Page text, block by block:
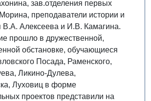
зав.отделения первых
преподаватели истории и
В.А. Алексеева и И.В. Камагина.
прошло в дружественной,
обстановке, обучающиеся
Посада, Раменского,
Ликино-Дулева,
Луховиц в форме
проектов представили на